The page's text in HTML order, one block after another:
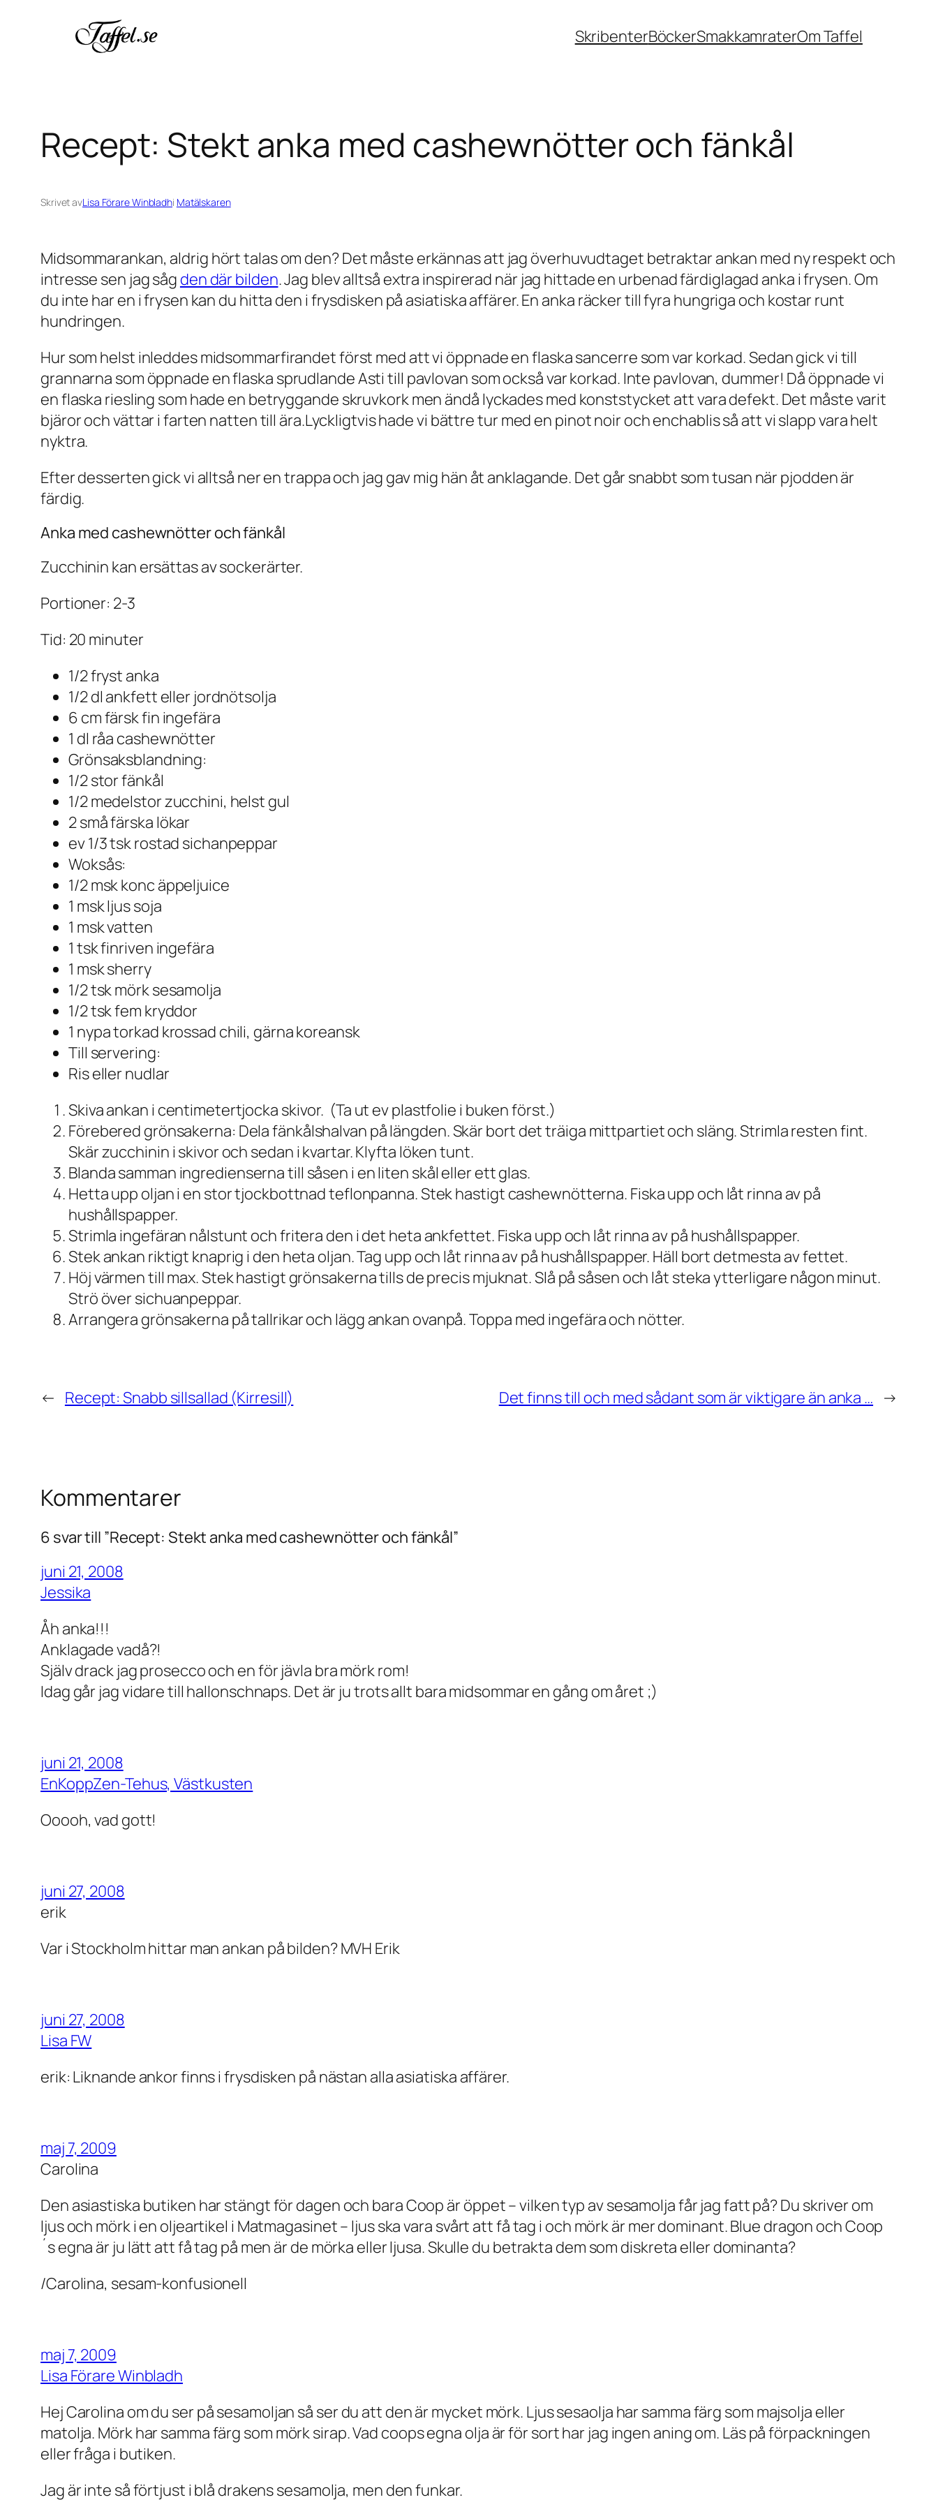
SkribenterBöckerSmakkamraterOm Taffel
Recept: Stekt anka med cashewnötter och fänkål
Skrivet avLisa Förare Winbladhi Matälskaren
Midsommarankan, aldrig hört talas om den? Det måste erkännas att jag överhuvudtaget betraktar ankan med ny respekt och
intresse sen jag såg den där bilden. Jag blev alltså extra inspirerad när jag hittade en urbenad färdiglagad anka i frysen. Om
du inte har en i frysen kan du hitta den i frysdisken på asiatiska affärer. En anka räcker till fyra hungriga och kostar runt
hundringen.
Hur som helst inleddes midsommarfirandet först med att vi öppnade en flaska sancerre som var korkad. Sedan gick vi till
grannarna som öppnade en flaska sprudlande Asti till pavlovan som också var korkad. Inte pavlovan, dummer! Då öppnade vi
en flaska riesling som hade en betryggande skruvkork men ändå lyckades med konststycket att vara defekt. Det måste varit
bjäror och vättar i farten natten till ära.Lyckligtvis hade vi bättre tur med en pinot noir och enchablis så att vi slapp vara helt
nyktra.
Efter desserten gick vi alltså ner en trappa och jag gav mig hän åt anklagande. Det går snabbt som tusan när pjodden är
färdig.
Anka med cashewnötter och fänkål
Zucchinin kan ersättas av sockerärter.
Portioner: 2-3
Tid: 20 minuter
1/2 fryst anka
1/2 dl ankfett eller jordnötsolja
6 cm färsk fin ingefära
1 dl råa cashewnötter
Grönsaksblandning:
1/2 stor fänkål
1/2 medelstor zucchini, helst gul
2 små färska lökar
ev 1/3 tsk rostad sichanpeppar
Woksås:
1/2 msk konc äppeljuice
1 msk ljus soja
1 msk vatten
1 tsk finriven ingefära
1 msk sherry
1/2 tsk mörk sesamolja
1/2 tsk fem kryddor
1 nypa torkad krossad chili, gärna koreansk
Till servering:
Ris eller nudlar
Skiva ankan i centimetertjocka skivor. (Ta ut ev plastfolie i buken först.)
Förebered grönsakerna: Dela fänkålshalvan på längden. Skär bort det träiga mittpartiet och släng. Strimla resten fint.
Skär zucchinin i skivor och sedan i kvartar. Klyfta löken tunt.
Blanda samman ingredienserna till såsen i en liten skål eller ett glas.
Hetta upp oljan i en stor tjockbottnad teflonpanna. Stek hastigt cashewnötterna. Fiska upp och låt rinna av på
hushållspapper.
Strimla ingefäran nålstunt och fritera den i det heta ankfettet. Fiska upp och låt rinna av på hushållspapper.
Stek ankan riktigt knaprig i den heta oljan. Tag upp och låt rinna av på hushållspapper. Häll bort detmesta av fettet.
Höj värmen till max. Stek hastigt grönsakerna tills de precis mjuknat. Slå på såsen och låt steka ytterligare någon minut.
Strö över sichuanpeppar.
Arrangera grönsakerna på tallrikar och lägg ankan ovanpå. Toppa med ingefära och nötter.
← Recept: Snabb sillsallad (Kirresill) Det finns till och med sådant som är viktigare än anka … →
Kommentarer
6 svar till ”Recept: Stekt anka med cashewnötter och fänkål”
juni 21, 2008
Jessika
Åh anka!!!
Anklagade vadå?!
Själv drack jag prosecco och en för jävla bra mörk rom!
Idag går jag vidare till hallonschnaps. Det är ju trots allt bara midsommar en gång om året ;)
juni 21, 2008
EnKoppZen-Tehus, Västkusten
Ooooh, vad gott!
juni 27, 2008
erik
Var i Stockholm hittar man ankan på bilden? MVH Erik
juni 27, 2008
Lisa FW
erik: Liknande ankor finns i frysdisken på nästan alla asiatiska affärer.
maj 7, 2009
Carolina
Den asiastiska butiken har stängt för dagen och bara Coop är öppet – vilken typ av sesamolja får jag fatt på? Du skriver om
ljus och mörk i en oljeartikel i Matmagasinet – ljus ska vara svårt att få tag i och mörk är mer dominant. Blue dragon och Coop
´s egna är ju lätt att få tag på men är de mörka eller ljusa. Skulle du betrakta dem som diskreta eller dominanta?
/Carolina, sesam-konfusionell
maj 7, 2009
Lisa Förare Winbladh
Hej Carolina om du ser på sesamoljan så ser du att den är mycket mörk. Ljus sesaolja har samma färg som majsolja eller
matolja. Mörk har samma färg som mörk sirap. Vad coops egna olja är för sort har jag ingen aning om. Läs på förpackningen
eller fråga i butiken.
Jag är inte så förtjust i blå drakens sesamolja, men den funkar.